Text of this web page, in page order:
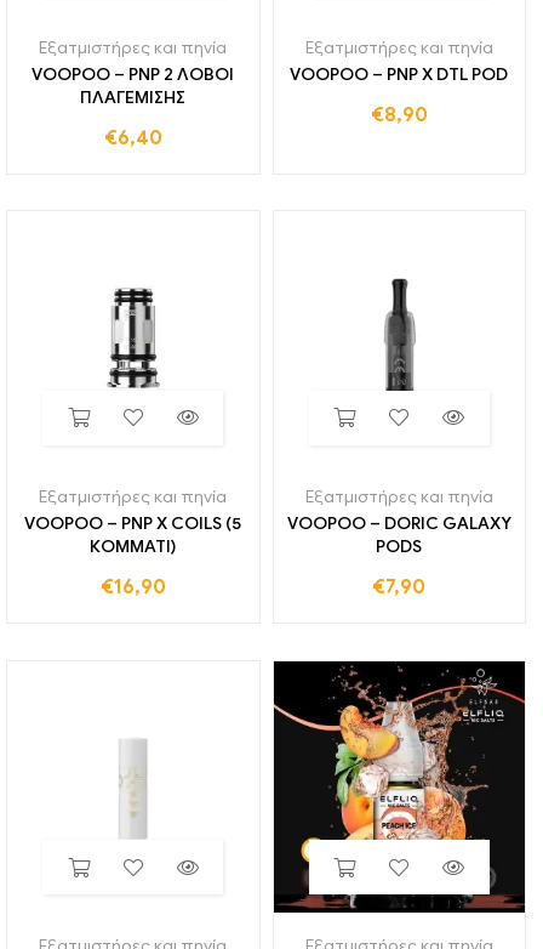
Εξατμιστήρες και πηνία
VOOPOO – PNP 2 ΛΟΒΟΙ
ΠΛΑΓΕΜΙΣΗΣ
€6,40
Εξατμιστήρες και πηνία
VOOPOO – PNP X DTL POD
€8,90
Εξατμιστήρες και πηνία
VOOPOO – PNP X COILS (5
ΚΟΜΜΑΤΙ)
€16,90
Εξατμιστήρες και πηνία
VOOPOO – DORIC GALAXY
PODS
€7,90